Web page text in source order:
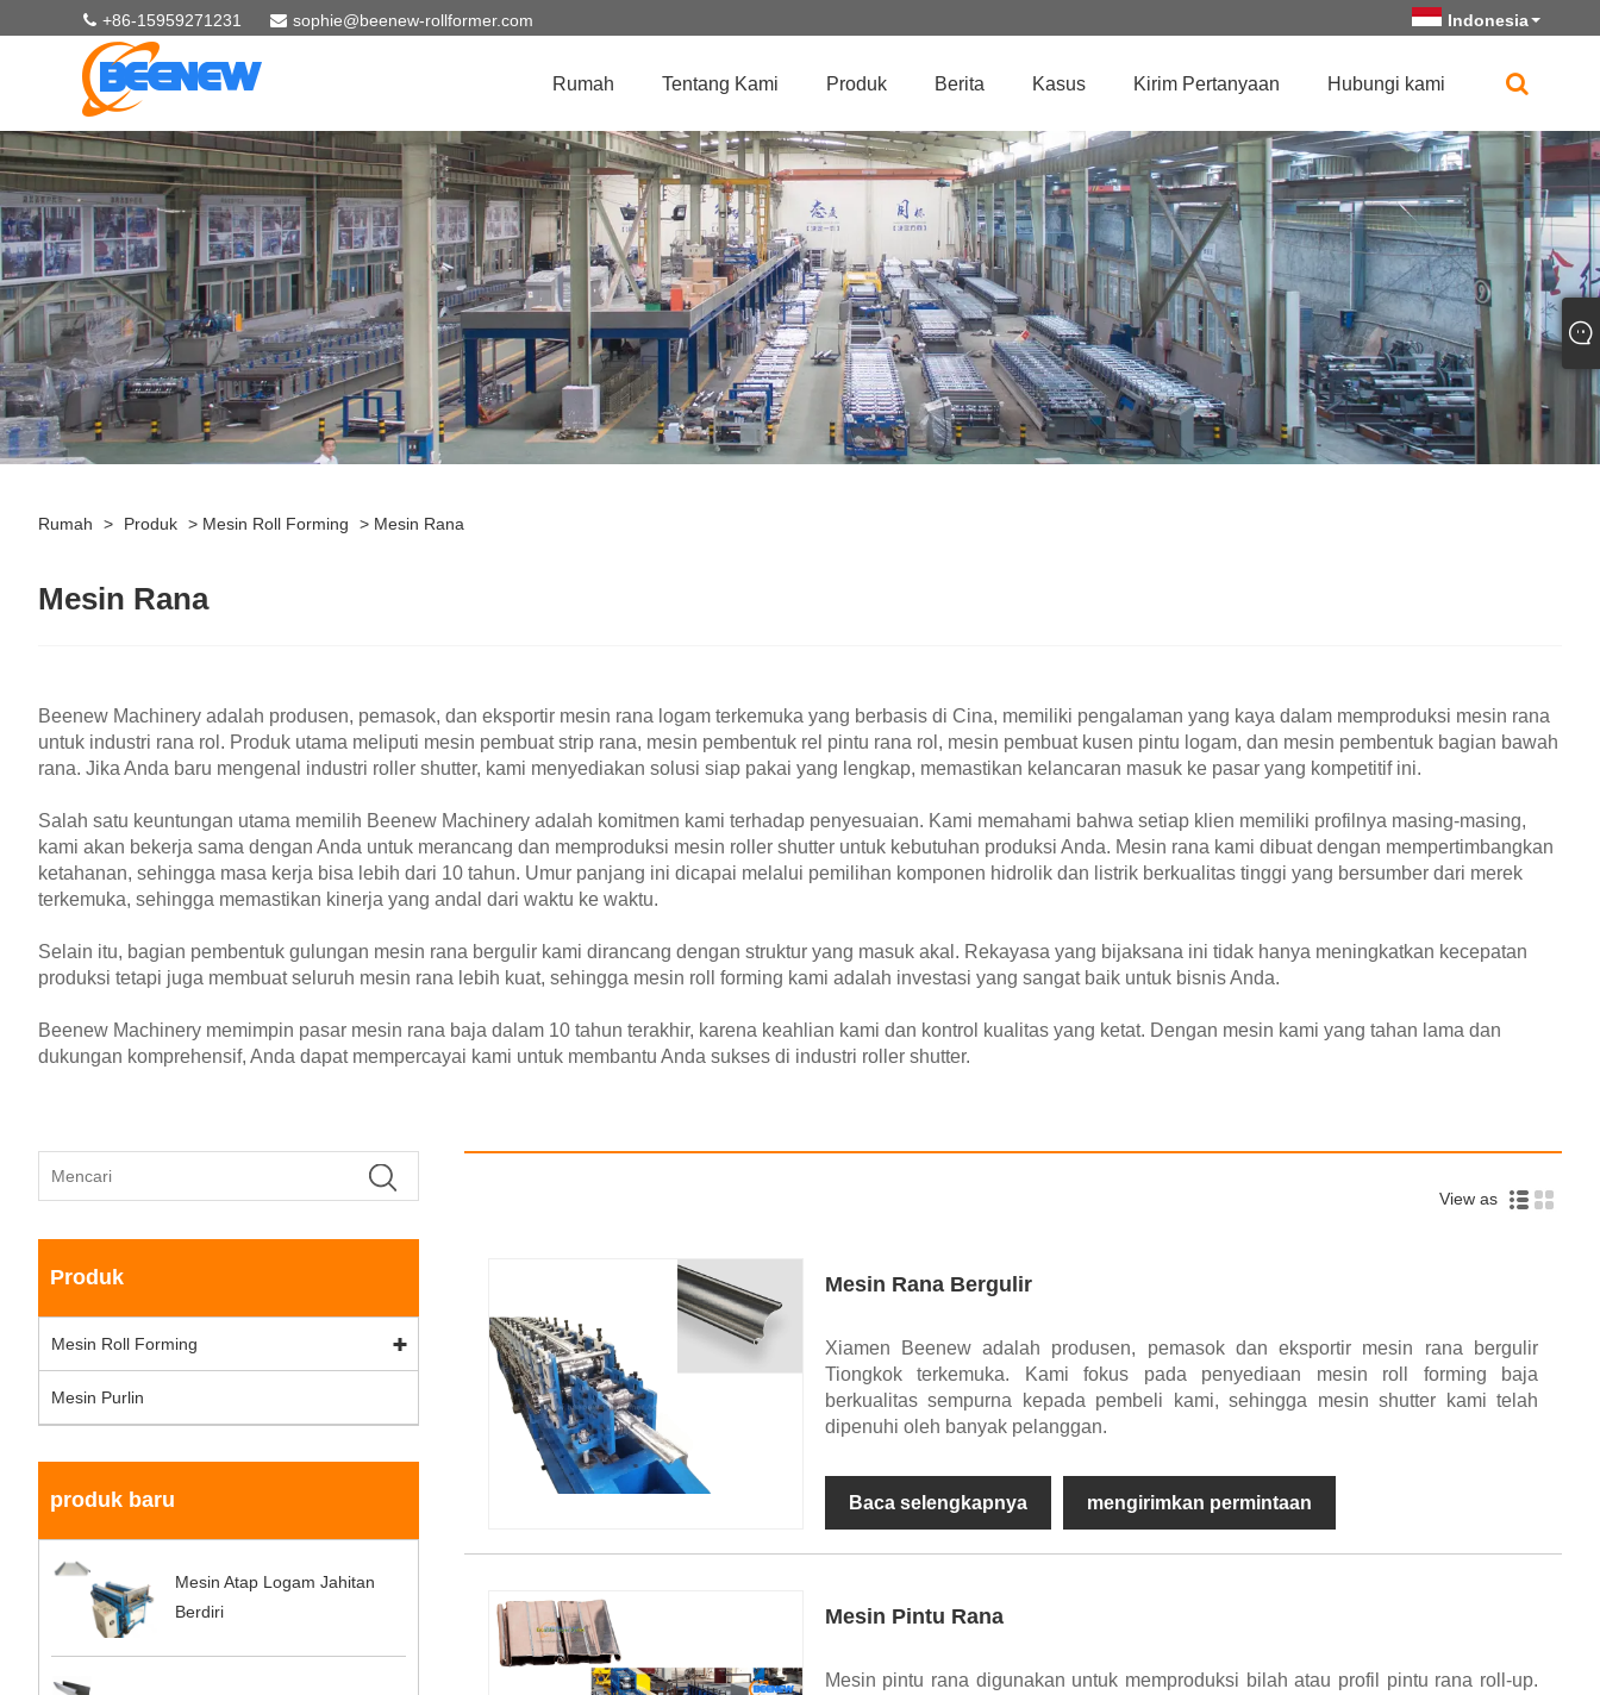
+86-15959271231 sophie@beenew-rollformer.com Indonesia
Rumah Tentang Kami Produk Berita Kasus Kirim Pertanyaan Hubungi kami
Rumah > Produk > Mesin Roll Forming > Mesin Rana
Mesin Rana
Beenew Machinery adalah produsen, pemasok, dan eksportir mesin rana logam terkemuka yang berbasis di Cina, memiliki pengalaman yang kaya dalam memproduksi mesin rana
untuk industri rana rol. Produk utama meliputi mesin pembuat strip rana, mesin pembentuk rel pintu rana rol, mesin pembuat kusen pintu logam, dan mesin pembentuk bagian bawah
rana. Jika Anda baru mengenal industri roller shutter, kami menyediakan solusi siap pakai yang lengkap, memastikan kelancaran masuk ke pasar yang kompetitif ini.
Salah satu keuntungan utama memilih Beenew Machinery adalah komitmen kami terhadap penyesuaian. Kami memahami bahwa setiap klien memiliki profilnya masing-masing,
kami akan bekerja sama dengan Anda untuk merancang dan memproduksi mesin roller shutter untuk kebutuhan produksi Anda. Mesin rana kami dibuat dengan mempertimbangkan
ketahanan, sehingga masa kerja bisa lebih dari 10 tahun. Umur panjang ini dicapai melalui pemilihan komponen hidrolik dan listrik berkualitas tinggi yang bersumber dari merek
terkemuka, sehingga memastikan kinerja yang andal dari waktu ke waktu.
Selain itu, bagian pembentuk gulungan mesin rana bergulir kami dirancang dengan struktur yang masuk akal. Rekayasa yang bijaksana ini tidak hanya meningkatkan kecepatan
produksi tetapi juga membuat seluruh mesin rana lebih kuat, sehingga mesin roll forming kami adalah investasi yang sangat baik untuk bisnis Anda.
Beenew Machinery memimpin pasar mesin rana baja dalam 10 tahun terakhir, karena keahlian kami dan kontrol kualitas yang ketat. Dengan mesin kami yang tahan lama dan
dukungan komprehensif, Anda dapat mempercayai kami untuk membantu Anda sukses di industri roller shutter.
Produk
Mesin Roll Forming
Mesin Purlin
produk baru
Mesin Atap Logam Jahitan
Berdiri
View as
Mesin Rana Bergulir
Xiamen Beenew adalah produsen, pemasok dan eksportir mesin rana bergulir
Tiongkok terkemuka. Kami fokus pada penyediaan mesin roll forming baja
berkualitas sempurna kepada pembeli kami, sehingga mesin shutter kami telah
dipenuhi oleh banyak pelanggan.
Baca selengkapnya mengirimkan permintaan
Mesin Pintu Rana
Mesin pintu rana digunakan untuk memproduksi bilah atau profil pintu rana roll-up.